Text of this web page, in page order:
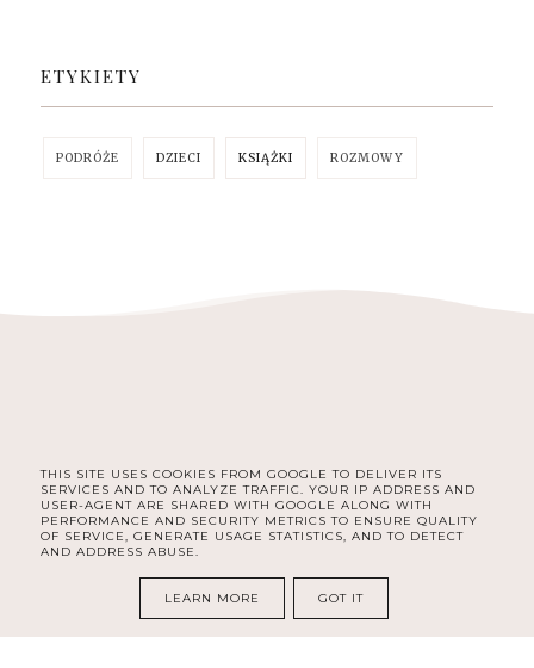
ETYKIETY
PODRÓŻE DZIECI KSIĄŻKI ROZMOWY
INSTAGRAM
COPYRIGHT ©RECENZOWANE.PL
BLOG DESIGN: KAROGRAFIA.PL
THIS SITE USES COOKIES FROM GOOGLE TO DELIVER ITS
SERVICES AND TO ANALYZE TRAFFIC. YOUR IP ADDRESS AND
USER-AGENT ARE SHARED WITH GOOGLE ALONG WITH
PERFORMANCE AND SECURITY METRICS TO ENSURE QUALITY
OF SERVICE, GENERATE USAGE STATISTICS, AND TO DETECT
AND ADDRESS ABUSE.
LEARN MORE GOT IT